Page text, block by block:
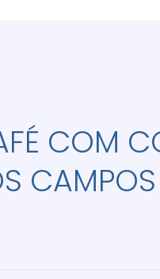
COM
CAMPOS